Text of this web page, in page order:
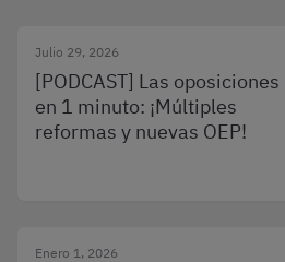
Julio 29, 2026
[PODCAST] Las oposiciones
en 1 minuto: ¡Múltiples
reformas y nuevas OEP!
Enero 1, 2026